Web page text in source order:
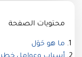
محتويات الصفحة
ما هو حَوَل